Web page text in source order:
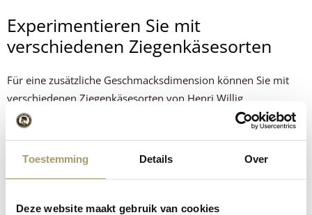
Toestemming Details Over
Deze website maakt gebruik van cookies
Experimentieren Sie mit
verschiedenen Ziegenkäsesorten
Für eine zusätzliche Geschmacksdimension können Sie mit
verschiedenen Ziegenkäsesorten von Henri Willig
experimentieren. Wählen Sie zum Beispiel den jungen Bio-
Ziegenkäse für einen subtileren, cremigeren Geschmack oder
einen würzigen Ziegenkäse mit Honig und Thymian. Diese
Stufe heben. Trauen Sie sich zu variieren und entdecken Sie,